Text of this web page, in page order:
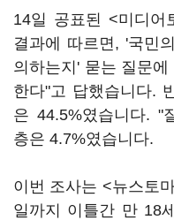
14일 공표된 <미디어
결과에 따르면, '국민
의하는지' 묻는 질문
한다"고 답했습니다.
은 44.5%였습니다. "
층은 4.7%였습니다.
이번 조사는 <뉴스토
일까지 이틀간 만 18